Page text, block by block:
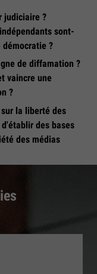
judiciaire ?
sont-
?
de diffamation ?
vaincre une
?
la liberté des
des bases
des médias